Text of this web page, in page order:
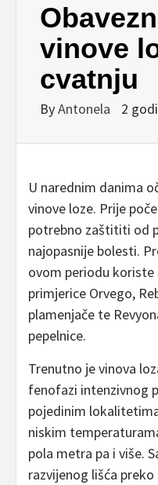
vinove
cvatnju
ByAntonela 2
U narednim danima
vinove loze. Prije
potrebno zaštititi od
najopasnije bolesti.
ovom periodu
primjerice Orvego,
plamenjače te
pepelnice.
Trenutno je vinova
fenofazi intenzivnog
pojedinim
niskim
pola metra pa i više.
razvijenog lišća